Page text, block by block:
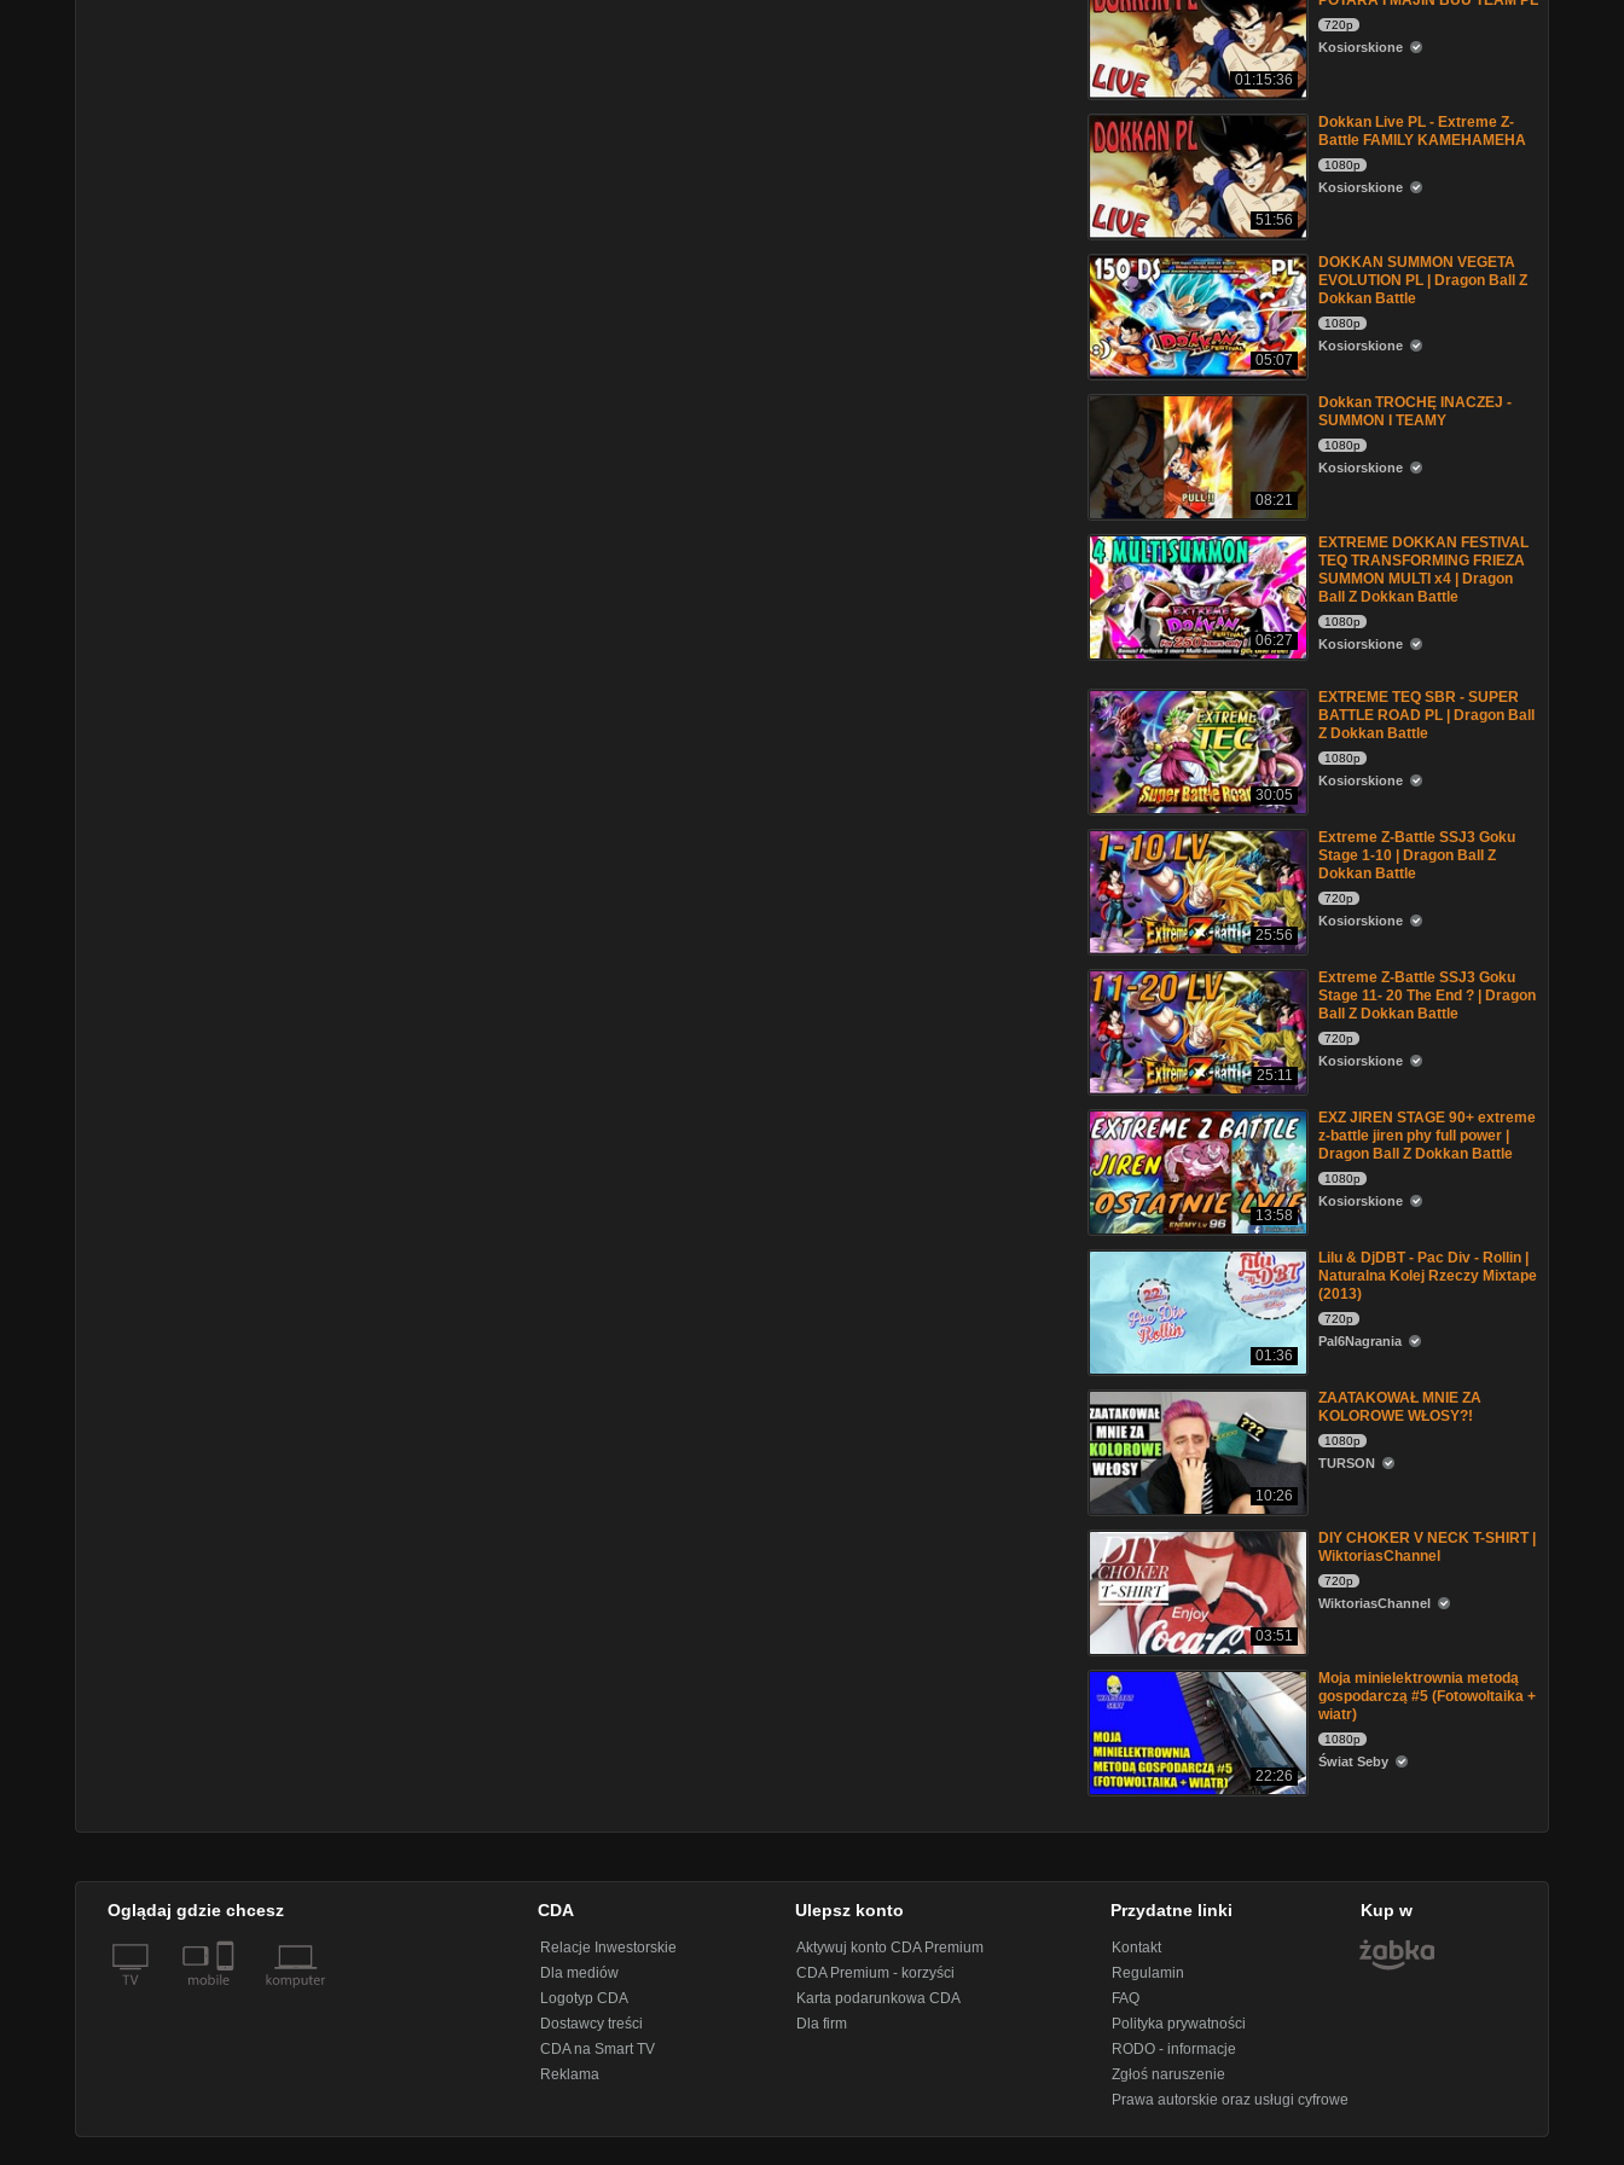
01:15:36
720p
Kosiorskione
51:56
Dokkan Live PL - Extreme Z-
Battle FAMILY KAMEHAMEHA
1080p
Kosiorskione
05:07
DOKKAN SUMMON VEGETA
EVOLUTION PL | Dragon Ball Z
Dokkan Battle
1080p
Kosiorskione
08:21
Dokkan TROCHĘ INACZEJ -
SUMMON I TEAMY
1080p
Kosiorskione
06:27
EXTREME DOKKAN FESTIVAL
TEQ TRANSFORMING FRIEZA
SUMMON MULTI x4 | Dragon
Ball Z Dokkan Battle
1080p
Kosiorskione
30:05
EXTREME TEQ SBR - SUPER
BATTLE ROAD PL | Dragon Ball
Z Dokkan Battle
1080p
Kosiorskione
25:56
Extreme Z-Battle SSJ3 Goku
Stage 1-10 | Dragon Ball Z
Dokkan Battle
720p
Kosiorskione
25:11
Extreme Z-Battle SSJ3 Goku
Stage 11- 20 The End ? | Dragon
Ball Z Dokkan Battle
720p
Kosiorskione
13:58
EXZ JIREN STAGE 90+ extreme
z-battle jiren phy full power |
Dragon Ball Z Dokkan Battle
1080p
Kosiorskione
01:36
Lilu & DjDBT - Pac Div - Rollin |
Naturalna Kolej Rzeczy Mixtape
(2013)
720p
Pal6Nagrania
10:26
ZAATAKOWAŁ MNIE ZA
KOLOROWE WŁOSY?!
1080p
TURSON
03:51
DIY CHOKER V NECK T-SHIRT |
WiktoriasChannel
720p
WiktoriasChannel
22:26
Moja minielektrownia metodą
gospodarczą #5 (Fotowoltaika +
wiatr)
1080p
Świat Seby
Oglądaj gdzie chcesz CDA
Relacje Inwestorskie
Dla mediów
Logotyp CDA
Dostawcy treści
CDA na Smart TV
Reklama
Ulepsz konto
Aktywuj konto CDA Premium
CDA Premium - korzyści
Karta podarunkowa CDA
Dla firm
Przydatne linki
Kontakt
Regulamin
FAQ
Polityka prywatności
RODO - informacje
Zgłoś naruszenie
Prawa autorskie oraz usługi cyfrowe
Kup w